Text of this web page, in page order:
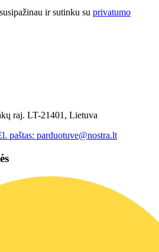
ir sutinku su privatumo
raj. LT-21401, Lietuva
paštas: parduotuve@nostra.lt